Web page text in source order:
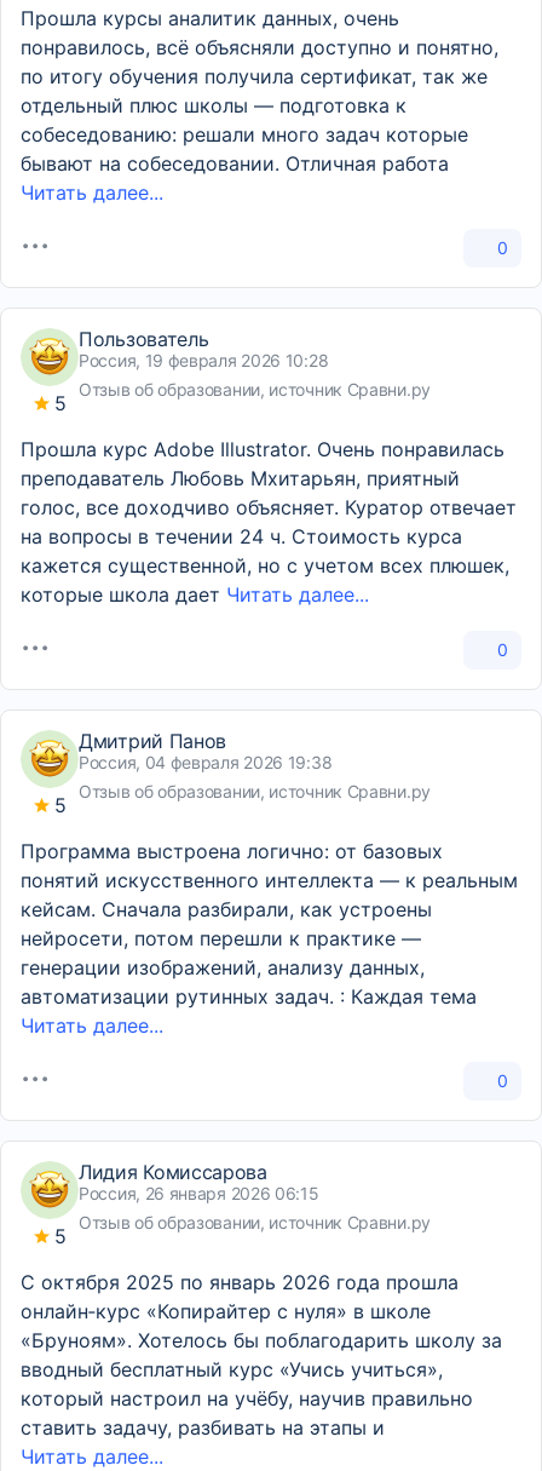
Прошла курсы аналитик данных, очень
понравилось, всё объясняли доступно и понятно,
по итогу обучения получила сертификат, так же
отдельный плюс школы — подготовка к
собеседованию: решали много задач которые
бывают на собеседовании. Отличная работа
Читать далее...
0
5
Пользователь
Россия, 19 февраля 2026 10:28
Отзыв об образовании, источник Сравни.ру
Прошла курс Adobe Illustrator. Очень понравилась
преподаватель Любовь Мхитарьян, приятный
голос, все доходчиво объясняет. Куратор отвечает
на вопросы в течении 24 ч. Стоимость курса
кажется существенной, но с учетом всех плюшек,
которые школа дает Читать далее...
0
5
Дмитрий Панов
Россия, 04 февраля 2026 19:38
Отзыв об образовании, источник Сравни.ру
Программа выстроена логично: от базовых
понятий искусственного интеллекта — к реальным
кейсам. Сначала разбирали, как устроены
нейросети, потом перешли к практике —
генерации изображений, анализу данных,
автоматизации рутинных задач. : Каждая тема
Читать далее...
0
5
Лидия Комиссарова
Россия, 26 января 2026 06:15
Отзыв об образовании, источник Сравни.ру
С октября 2025 по январь 2026 года прошла
онлайн‑курс «Копирайтер с нуля» в школе
«Бруноям». Хотелось бы поблагодарить школу за
вводный бесплатный курс «Учись учиться»,
который настроил на учёбу, научив правильно
ставить задачу, разбивать на этапы и
Читать далее...